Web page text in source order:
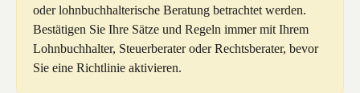
oder lohnbuchhalterische Beratung betrachtet werden.
Bestätigen Sie Ihre Sätze und Regeln immer mit Ihrem
Lohnbuchhalter, Steuerberater oder Rechtsberater, bevor
Sie eine Richtlinie aktivieren.